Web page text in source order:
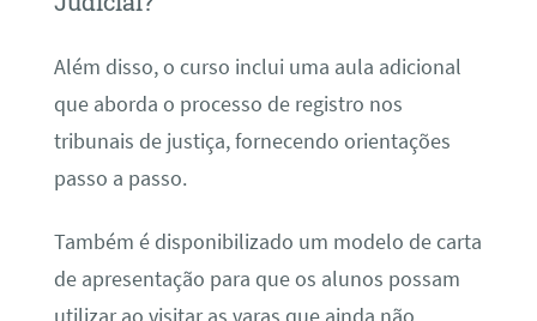
Além disso, o curso inclui uma aula adicional
que aborda o processo de registro nos
tribunais de justiça, fornecendo orientações
passo a passo.
Também é disponibilizado um modelo de carta
de apresentação para que os alunos possam